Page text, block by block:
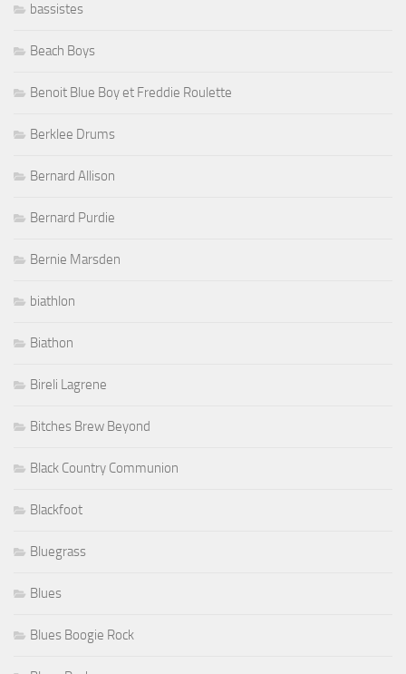
bassistes
Beach Boys
Benoit Blue Boy et Freddie Roulette
Berklee Drums
Bernard Allison
Bernard Purdie
Bernie Marsden
biathlon
Biathon
Bireli Lagrene
Bitches Brew Beyond
Black Country Communion
Blackfoot
Bluegrass
Blues
Blues Boogie Rock